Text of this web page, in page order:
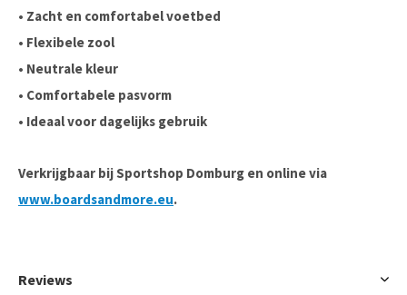
• Zacht en comfortabel voetbed
• Flexibele zool
• Neutrale kleur
• Comfortabele pasvorm
• Ideaal voor dagelijks gebruik
Verkrijgbaar bij Sportshop Domburg en online via
www.boardsandmore.eu.
Reviews